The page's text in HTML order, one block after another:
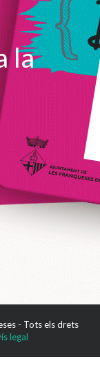
la
- Tots els drets
legal